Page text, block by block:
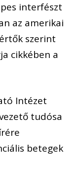
interfészt
az amerikai
szerint
cikkében a
Intézet
tudósa
betegek